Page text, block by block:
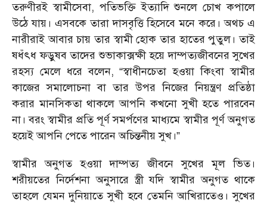
তরুণীরই স্বামীসেবা, পতিভক্তি ইত্যাদি শুনলে চোখ কপালে
উঠে যায়। এসবকে তারা দাসবৃত্তি হিসেবে মনে করে। অথচ এ
নারীরাই আবার চায় তার স্বামী হোক তার হাতের পুতুল। তাই
ষধঁৎধ ফড়ুষব তাদের শুভাকাক্সক্ষী হয়ে দাম্পত্যজীবনের সুখের
রহস্য মেলে ধরে বলেন, “স্বাধীনচেতা হওয়া কিংবা স্বামীর
কাজের সমালোচনা বা তার উপর নিজের নিয়ন্ত্রণ প্রতিষ্ঠা
করার মানসিকতা থাকলে আপনি কখনো সুখী হতে পারবেন
না। বরং স্বামীর প্রতি পূর্ণ সমর্পণের মাধ্যমে স্বামীর পূর্ণ অনুগত
হয়েই আপনি পেতে পারেন অচিন্তনীয় সুখ।”
স্বামীর অনুগত হওয়া দাম্পত্য জীবনে সুখের মূল ভিত।
শরীয়তের নির্দেশনা অনুসারে স্ত্রী যদি স্বামীর অনুগত থাকে
তাহলে যেমন দুনিয়াতে সুখী হবে তেমনি আখিরাতেও। সুখের